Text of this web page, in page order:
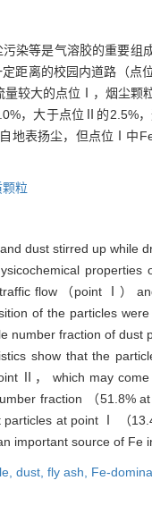
染等是气溶胶的重要
距离的校园内道路（点
量较大的点位Ⅰ，烟尘
，大于点位Ⅱ的2.5%
地表扬尘，但点位Ⅰ中
粒
dust stirred up while
flow （point Ⅰ）
of the particles
number fraction of
show that the
Ⅱ， which may
fraction （
at point Ⅰ （
important source of Fe
dust, fly ash, Fe-